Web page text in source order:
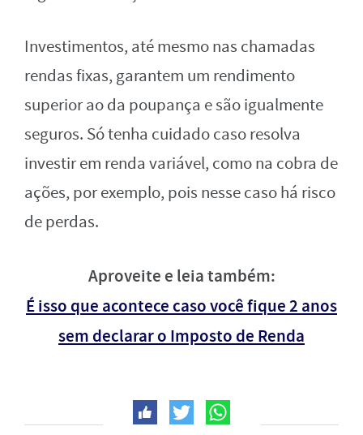
Investimentos, até mesmo nas chamadas
rendas fixas, garantem um rendimento
superior ao da poupança e são igualmente
seguros. Só tenha cuidado caso resolva
investir em renda variável, como na cobra de
ações, por exemplo, pois nesse caso há risco
de perdas.
Aproveite e leia também:
É isso que acontece caso você fique 2 anos
sem declarar o Imposto de Renda